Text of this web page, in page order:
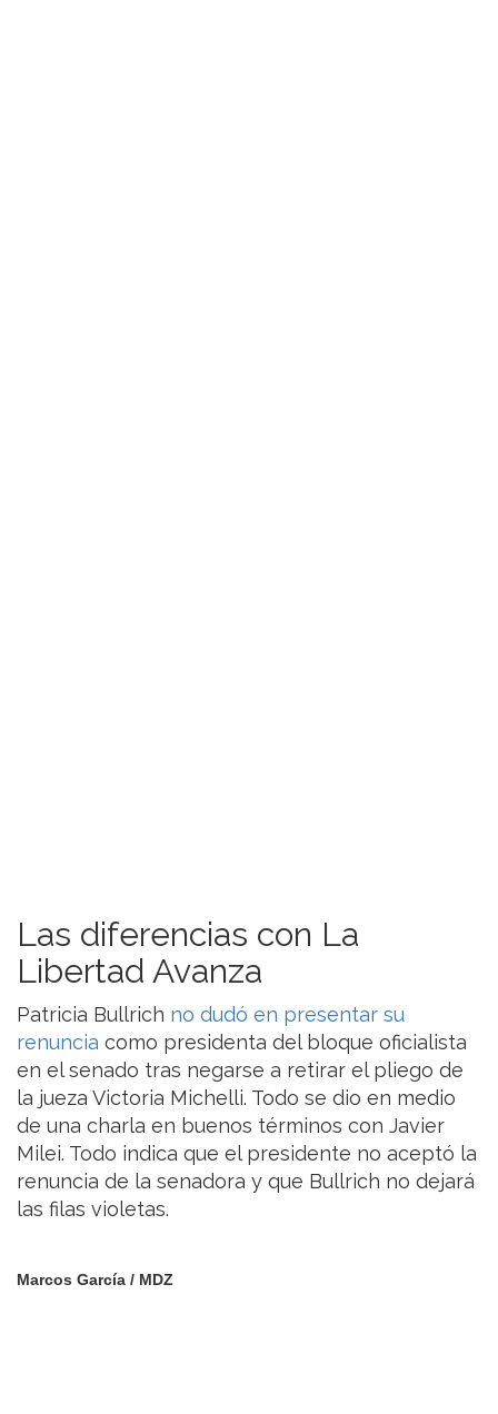
Las diferencias con La
Libertad Avanza
Patricia Bullrich no dudó en presentar su
renuncia como presidenta del bloque oficialista
en el senado tras negarse a retirar el pliego de
la jueza Victoria Michelli. Todo se dio en medio
de una charla en buenos términos con Javier
Milei. Todo indica que el presidente no aceptó la
renuncia de la senadora y que Bullrich no dejará
las filas violetas.
Marcos García / MDZ